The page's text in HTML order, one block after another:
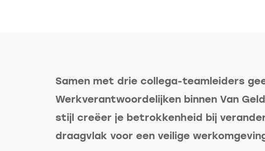
Samen met drie collega-teamleiders
Werkverantwoordelijken binnen Van
stijl creëer je betrokkenheid bij
draagvlak voor een veilige